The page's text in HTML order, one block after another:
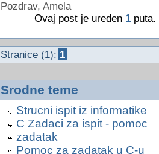
//main funkcija
int main(int argc, char
char msg1[] = "Usage: ./
char msg2[] = "Error: can
char msg3[] = "Error:
char msg5[] = "Error: out of
char *filename = "out.wav";
int bpm = 120;
char *p_bpm = NULL;
char *p_o = NULL;
Pozdrav, Amela
Ovaj post je ureden 1puta.
Stranice (1): 1
Srodne teme
Strucni ispit iz informatike
C Zadaci za ispit - pomoc
zadatak
Pomoc za zadatak u C-u